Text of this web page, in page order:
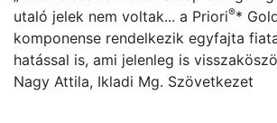
utaló jelek nem voltak... a Priori®*
komponense rendelkezik egyfajta
hatással is, ami jelenleg is
Nagy Attila, Ikladi Mg. Szövetkezet